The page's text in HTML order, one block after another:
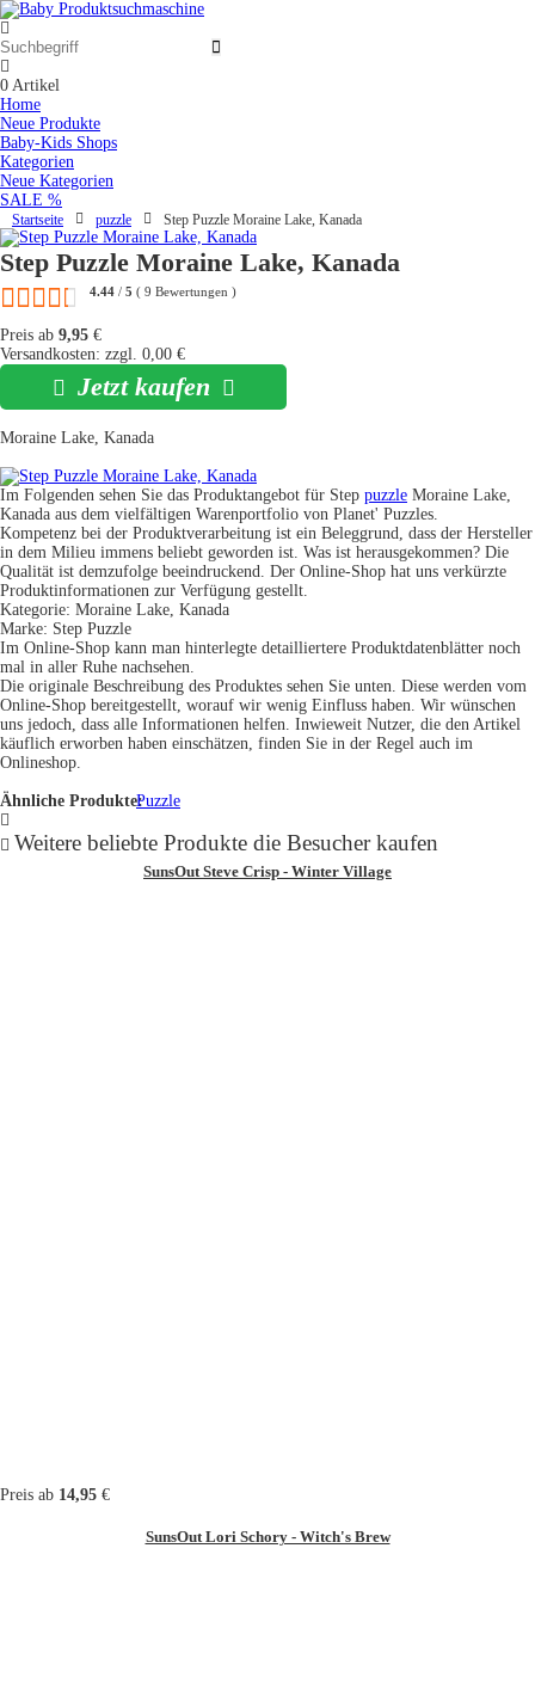
0 Artikel
Home
Neue Produkte
Baby-Kids Shops
Kategorien
Neue Kategorien
SALE %
Startseite puzzle Step Puzzle Moraine Lake, Kanada
Step Puzzle Moraine Lake, Kanada
4.44 / 5 ( 9 Bewertungen )
Preis ab 9,95 €
Versandkosten: zzgl. 0,00 €
Jetzt kaufen
Moraine Lake, Kanada
Im Folgenden sehen Sie das Produktangebot für Step puzzle Moraine Lake,
Kanada aus dem vielfältigen Warenportfolio von Planet' Puzzles.
Kompetenz bei der Produktverarbeitung ist ein Beleggrund, dass der Hersteller
in dem Milieu immens beliebt geworden ist. Was ist herausgekommen? Die
Qualität ist demzufolge beeindruckend. Der Online-Shop hat uns verkürzte
Produktinformationen zur Verfügung gestellt.
Kategorie: Moraine Lake, Kanada
Marke: Step Puzzle
Im Online-Shop kann man hinterlegte detailliertere Produktdatenblätter noch
mal in aller Ruhe nachsehen.
Die originale Beschreibung des Produktes sehen Sie unten. Diese werden vom
Online-Shop bereitgestellt, worauf wir wenig Einfluss haben. Wir wünschen
uns jedoch, dass alle Informationen helfen. Inwieweit Nutzer, die den Artikel
käuflich erworben haben einschätzen, finden Sie in der Regel auch im
Onlineshop.
Ähnliche Produkte:Puzzle
Weitere beliebte Produkte die Besucher kaufen
SunsOut Steve Crisp - Winter Village
Preis ab 14,95 €
SunsOut Lori Schory - Witch's Brew